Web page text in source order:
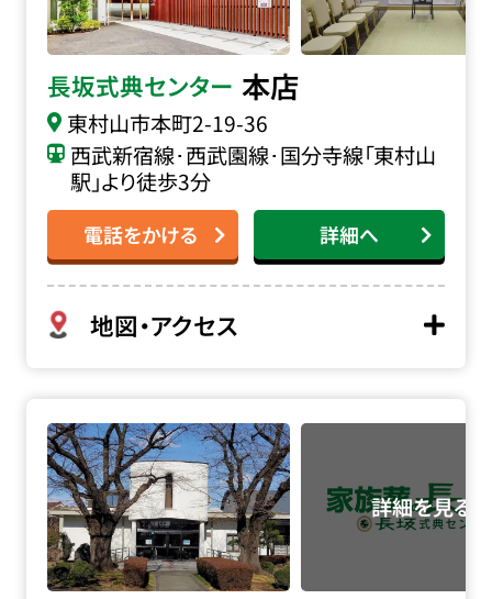
長坂式典センター 本店
東村山市本町2-19-36
西武新宿線･西武園線･国分寺線「東村山
駅」より徒歩3分
電話をかける 詳細へ
地図・アクセス